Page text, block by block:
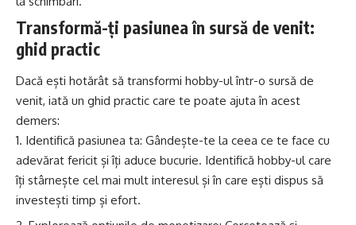
Transformă-ți pasiunea în sursă de venit:
ghid practic
Dacă ești hotărât să transformi hobby-ul într-o sursă de
venit, iată un ghid practic care te poate ajuta în acest
demers:
Identifică pasiunea ta: Gândește-te la ceea ce te face cu
adevărat fericit și îți aduce bucurie. Identifică hobby-ul care
îți stârnește cel mai mult interesul și în care ești dispus să
investești timp și efort.